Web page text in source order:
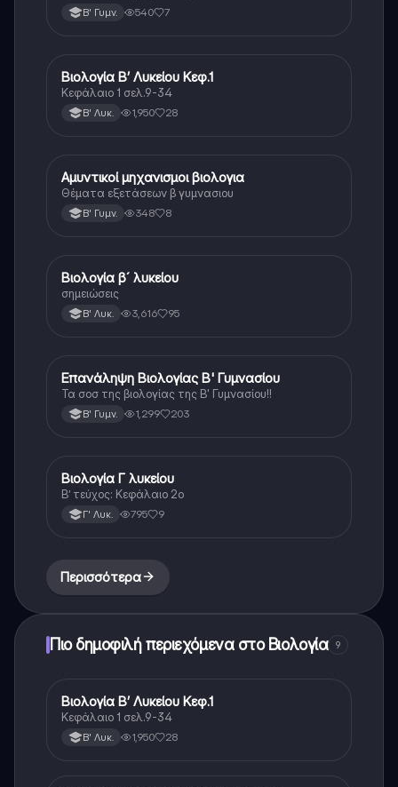
Β' Γυμν. 540 7
Βιολογία
Βιολογία Β’ Λυκείου Κεφ.1
Κεφάλαιο 1 σελ.9-34
Β' Λυκ. 1,950 28
Βιολογία
Αμυντικοί μηχανισμοι βιολογια
Θέματα εξετάσεων β γυμνασιου
Β' Γυμν. 348 8
Βιολογία
Βιολογία β´ λυκείου
σημειώσεις
Β' Λυκ. 3,616 95
Βιολογία
Επανάληψη Βιολογίας Β' Γυμνασίου
Τα σοσ της βιολογίας της Β' Γυμνασίου!!
Β' Γυμν. 1,299 203
Βιολογία (Θετ.)
Βιολογία Γ λυκείου
Β’ τεύχος: Κεφάλαιο 2ο
Γ' Λυκ. 795 9
Περισσότερα
Πιο δημοφιλή περιεχόμενα στο Βιολογία 9
Βιολογία
Βιολογία Β’ Λυκείου Κεφ.1
Κεφάλαιο 1 σελ.9-34
Β' Λυκ. 1,950 28